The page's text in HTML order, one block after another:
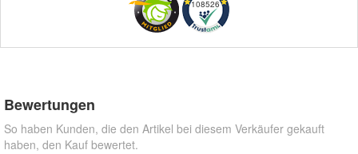
108526
Bewertungen
So haben Kunden, die den Artikel bei diesem Verkäufer gekauft
haben, den Kauf bewertet.